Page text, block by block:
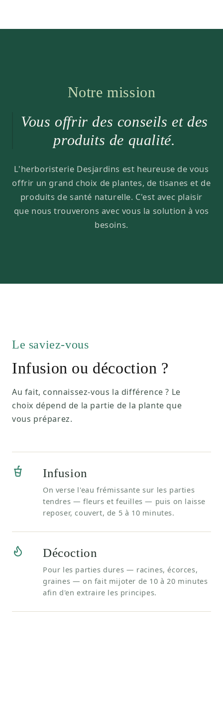
Notre mission
Vous offrir des conseils et des
produits de qualité.
L'herboristerie Desjardins est heureuse de vous
offrir un grand choix de plantes, de tisanes et de
produits de santé naturelle. C'est avec plaisir
que nous trouverons avec vous la solution à vos
besoins.
Le saviez-vous
Infusion ou décoction ?
Au fait, connaissez-vous la différence ? Le
choix dépend de la partie de la plante que
vous préparez.
Infusion
On verse l'eau frémissante sur les parties
tendres — fleurs et feuilles — puis on laisse
reposer, couvert, de 5 à 10 minutes.
Décoction
Pour les parties dures — racines, écorces,
graines — on fait mijoter de 10 à 20 minutes
afin d'en extraire les principes.